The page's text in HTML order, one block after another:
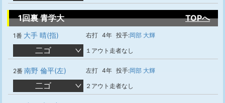
1回裏 青学大 TOPへ
1番 大手 晴(指) 右打 4年 投手:岡部 大輝
二ゴ １アウト走者なし
2番 南野 倫平(左) 左打 4年 投手:岡部 大輝
二ゴ ２アウト走者なし